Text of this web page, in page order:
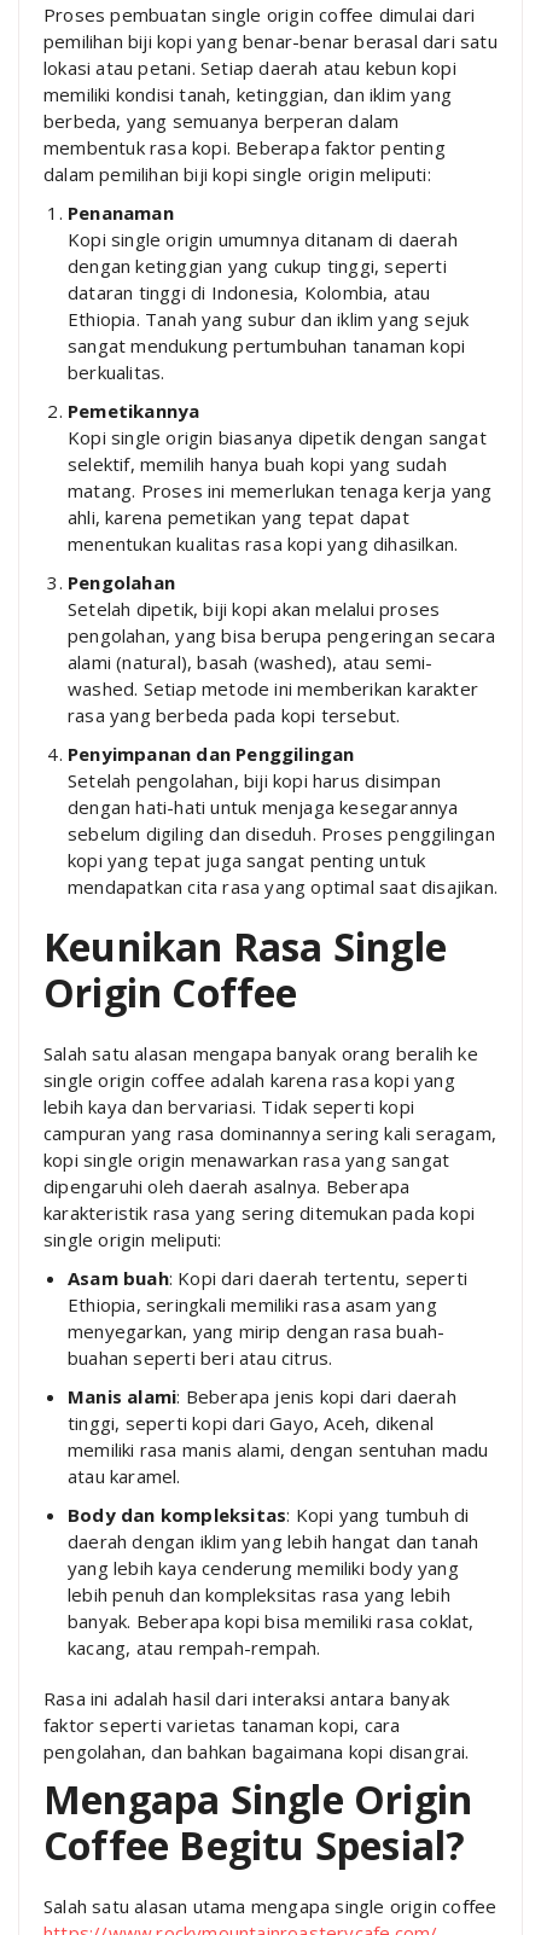
Proses pembuatan single origin coffee dimulai dari
pemilihan biji kopi yang benar-benar berasal dari satu
lokasi atau petani. Setiap daerah atau kebun kopi
memiliki kondisi tanah, ketinggian, dan iklim yang
berbeda, yang semuanya berperan dalam
membentuk rasa kopi. Beberapa faktor penting
dalam pemilihan biji kopi single origin meliputi:
Penanaman
Kopi single origin umumnya ditanam di daerah
dengan ketinggian yang cukup tinggi, seperti
dataran tinggi di Indonesia, Kolombia, atau
Ethiopia. Tanah yang subur dan iklim yang sejuk
sangat mendukung pertumbuhan tanaman kopi
berkualitas.
Pemetikannya
Kopi single origin biasanya dipetik dengan sangat
selektif, memilih hanya buah kopi yang sudah
matang. Proses ini memerlukan tenaga kerja yang
ahli, karena pemetikan yang tepat dapat
menentukan kualitas rasa kopi yang dihasilkan.
Pengolahan
Setelah dipetik, biji kopi akan melalui proses
pengolahan, yang bisa berupa pengeringan secara
alami (natural), basah (washed), atau semi-
washed. Setiap metode ini memberikan karakter
rasa yang berbeda pada kopi tersebut.
Penyimpanan dan Penggilingan
Setelah pengolahan, biji kopi harus disimpan
dengan hati-hati untuk menjaga kesegarannya
sebelum digiling dan diseduh. Proses penggilingan
kopi yang tepat juga sangat penting untuk
mendapatkan cita rasa yang optimal saat disajikan.
Keunikan Rasa Single
Origin Coffee
Salah satu alasan mengapa banyak orang beralih ke
single origin coffee adalah karena rasa kopi yang
lebih kaya dan bervariasi. Tidak seperti kopi
campuran yang rasa dominannya sering kali seragam,
kopi single origin menawarkan rasa yang sangat
dipengaruhi oleh daerah asalnya. Beberapa
karakteristik rasa yang sering ditemukan pada kopi
single origin meliputi:
Asam buah: Kopi dari daerah tertentu, seperti
Ethiopia, seringkali memiliki rasa asam yang
menyegarkan, yang mirip dengan rasa buah-
buahan seperti beri atau citrus.
Manis alami: Beberapa jenis kopi dari daerah
tinggi, seperti kopi dari Gayo, Aceh, dikenal
memiliki rasa manis alami, dengan sentuhan madu
atau karamel.
Body dan kompleksitas: Kopi yang tumbuh di
daerah dengan iklim yang lebih hangat dan tanah
yang lebih kaya cenderung memiliki body yang
lebih penuh dan kompleksitas rasa yang lebih
banyak. Beberapa kopi bisa memiliki rasa coklat,
kacang, atau rempah-rempah.
Rasa ini adalah hasil dari interaksi antara banyak
faktor seperti varietas tanaman kopi, cara
pengolahan, dan bahkan bagaimana kopi disangrai.
Mengapa Single Origin
Coffee Begitu Spesial?
Salah satu alasan utama mengapa single origin coffee